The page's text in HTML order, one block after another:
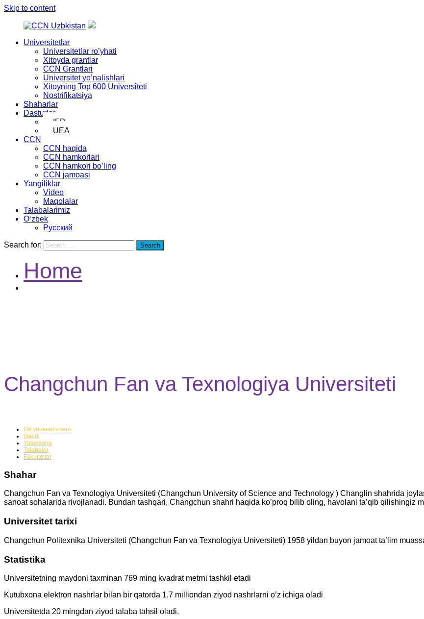
Skip to content
Universitetlar
Universitetlar ro’yhati
Xitoyda grantlar
CCN Grantlari
Universitet yo’nalishlari
Xitoyning Top 600 Universiteti
Nostrifikatsiya
Shaharlar
Dasturlar
IFP
UEA
CCN
CCN haqida
CCN hamkorlari
CCN hamkori bo’ling
CCN jamoasi
Yangiliklar
Video
Maqolalar
Talabalarimiz
Oʻzbek
Русский
Search for: Search
Home
Changchun Fan va Texnologiya Universiteti
Об университете
Qabul
Yotoqxona
Talabalar
Fakultetlar
Shahar
Changchun Fan va Texnologiya Universiteti (Changchun University of Science and Technology ) Changlin shahrida
sanoat sohalarida rivojlanadi. Bundan tashqari, Changchun shahri haqida ko’proq bilib oling, havolani ta’qib qilishingiz
Universitet tarixi
Changchun Politexnika Universiteti (Changchun Fan va Texnologiya Universiteti) 1958 yildan buyon jamoat ta’lim
Statistika
Universitetning maydoni taxminan 769 ming kvadrat metrni tashkil etadi
Kutubxona elektron nashrlar bilan bir qatorda 1,7 milliondan ziyod nashrlarni o’z ichiga oladi
Universitetda 20 mingdan ziyod talaba tahsil oladi.